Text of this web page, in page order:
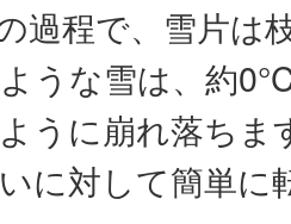
過程で、雪片
うな雪は、約
うに崩れ落ちま
に対して簡単に